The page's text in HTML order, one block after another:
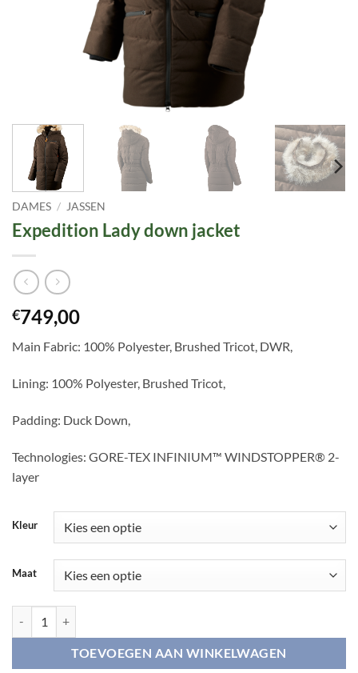
DAMES / JASSEN
Expedition Lady down jacket
€749,00
Main Fabric: 100% Polyester, Brushed Tricot, DWR,
Lining: 100% Polyester, Brushed Tricot,
Padding: Duck Down,
Technologies: GORE-TEX INFINIUM™ WINDSTOPPER® 2-
layer
Kleur
Maat
TOEVOEGEN AAN WINKELWAGEN